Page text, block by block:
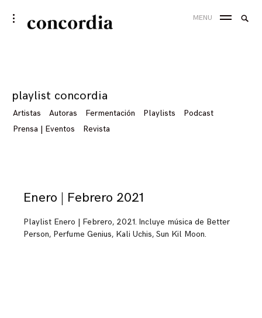
Skip
to
toggle
open/close
MENU
playlist concordia
Artistas Autoras Fermentación Playlists
Podcast
Prensa | Eventos
Revista
Enero | Febrero 2021
Playlist Enero | Febrero, 2021. Incluye música de Better
Person, Perfume Genius, Kali Uchis, Sun Kil Moon.